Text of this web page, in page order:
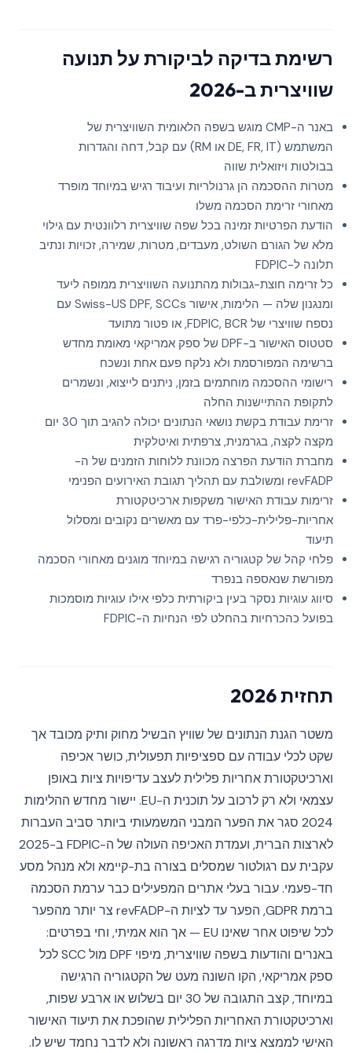
רשימת בדיקה לביקורת על תנועה
שוויצרית ב-2026
באנר ה-CMP מוגש בשפה הלאומית השוויצרית של
המשתמש (DE, FR, IT או RM) עם קבל, דחה והגדרות
בבולטות ויזואלית שווה
מטרות ההסכמה הן גרנולריות ועיבוד רגיש במיוחד מופרד
מאחורי זרימת הסכמה משלו
הודעת הפרטיות זמינה בכל שפה שוויצרית רלוונטית עם גילוי
מלא של הגורם השולט, מעבדים, מטרות, שמירה, זכויות ונתיב
תלונה ל-FDPIC
כל זרימה חוצת-גבולות מהתנועה השוויצרית ממופה ליעד
ומנגנון שלה — הלימות, אישור Swiss-US DPF, SCCs עם
נספח שוויצרי של FDPIC, BCR, או פטור מתועד
סטטוס האישור ב-DPF של ספק אמריקאי מאומת מחדש
ברשימה המפורסמת ולא נלקח פעם אחת ונשכח
רישומי ההסכמה מוחתמים בזמן, ניתנים לייצוא, ונשמרים
לתקופת ההתיישנות החלה
זרימת עבודת בקשת נושאי הנתונים יכולה להגיב תוך 30 יום
מקצה לקצה, בגרמנית, צרפתית ואיטלקית
מחברת הודעת הפרצה מכוונת ללוחות הזמנים של ה-
revFADP ומשולבת עם תהליך תגובת האירועים הפנימי
זרימות עבודת האישור משקפות ארכיטקטורת
אחריות-פלילית-כלפי-פרד עם מאשרים נקובים ומסלול
תיעוד
פלחי קהל של קטגוריה רגישה במיוחד מוגנים מאחורי הסכמה
מפורשת שנאספה בנפרד
סיווג עוגיות נסקר בעין ביקורתית כלפי אילו עוגיות מוסמכות
בפועל כהכרחיות בהחלט לפי הנחיות ה-FDPIC
תחזית 2026
משטר הגנת הנתונים של שוויץ הבשיל מחוק ותיק מכובד אך
שקט לכלי עבודה עם ספציפיות תפעולית, כושר אכיפה
וארכיטקטורת אחריות פלילית לעצב עדיפויות ציות באופן
עצמאי ולא רק לרכוב על תוכנית ה-EU. יישור מחדש ההלימות
2024 סגר את הפער המבני המשמעותי ביותר סביב העברות
לארצות הברית, ועמדת האכיפה העולה של ה-FDPIC ב-2025
עקבית עם רגולטור שמסלים בצורה בת-קיימא ולא מנהל מסע
חד-פעמי. עבור בעלי אתרים המפעילים כבר ערמת הסכמה
ברמת GDPR, הפער עד לציות ה-revFADP צר יותר מהפער
לכל שיפוט אחר שאינו EU — אך הוא אמיתי, וחי בפרטים:
באנרים והודעות בשפה שוויצרית, מיפוי DPF מול SCC לכל
ספק אמריקאי, הקו השונה מעט של הקטגוריה הרגישה
במיוחד, קצב התגובה של 30 יום בשלוש או ארבע שפות,
וארכיטקטורת האחריות הפלילית שהופכת את תיעוד האישור
האישי לממצא ציות מדרגה ראשונה ולא לדבר נחמד שיש לו.